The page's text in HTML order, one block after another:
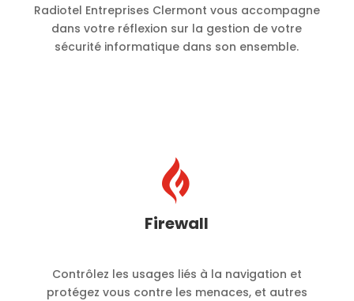
Radiotel Entreprises Clermont vous accompagne
dans votre réflexion sur la gestion de votre
sécurité informatique dans son ensemble.

Firewall
Contrôlez les usages liés à la navigation et
protégez vous contre les menaces, et autres